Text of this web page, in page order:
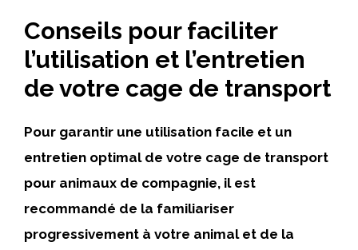
Conseils pour faciliter
l’utilisation et l’entretien
de votre cage de transport
Pour garantir une utilisation facile et un
entretien optimal de votre cage de transport
pour animaux de compagnie, il est
recommandé de la familiariser
progressivement à votre animal et de la